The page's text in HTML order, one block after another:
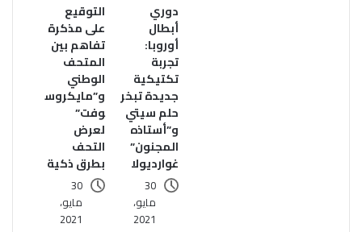
دوري
أبطال
أوروبا:
تجربة
تكتيكية
جديدة تبخر
حلم سيتي
و”أستاذه
المجنون”
غوارديولا
30
مايو،
2021
التوقيع
على مذكرة
تفاهم بين
المتحف
الوطني
و”مايكروس
وفت”
لعرض
التحف
بطرق ذكية
30
مايو،
2021